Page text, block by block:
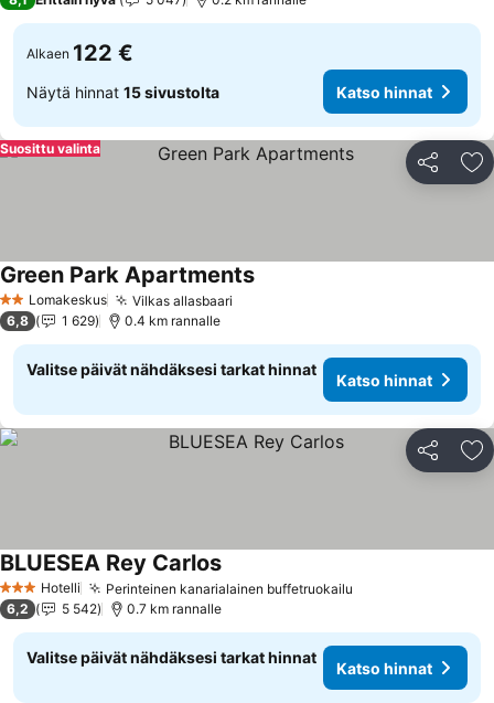
Alkaen 122 €
Näytä hinnat 15 sivustolta Katso hinnat
Jaa
Suosittu valinta
2 Tähtiluokitus
Lomakeskus Vilkas allasbaari
Green Park Apartments
6,8 1 629 0.4 km rannalle
Valitse päivät nähdäksesi tarkat hinnat
Katso hinnat
Jaa
3 Tähtiluokitus
Hotelli Perinteinen kanarialainen buffetruokailu
BLUESEA Rey Carlos
6,2 5 542 0.7 km rannalle
Valitse päivät nähdäksesi tarkat hinnat
Katso hinnat